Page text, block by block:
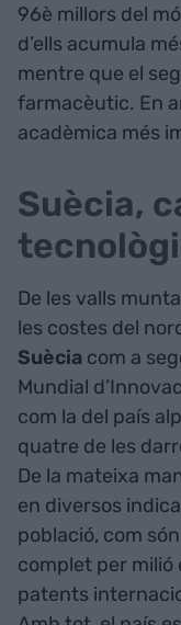
96è millors del
d’ells acumula
mentre que el
farmacèutic. En
acadèmica més
Suècia,
De les valls
les costes del
Suècia com a
Mundial
com la del país
quatre de les
De la mateixa
en diversos
població, com
complet per milió
patents